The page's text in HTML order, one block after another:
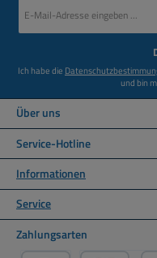
Mail-
Adresse
Ich habe die
und bin
Über uns
Service-Hotline
Informationen
Service
Zahlungsarten